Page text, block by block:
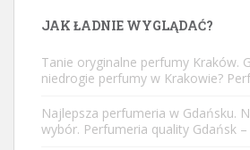
JAK ŁADNIE WYGLĄDAĆ?
Tanie oryginalne perfumy Kraków.
niedrogie perfumy w Krakowie?
Najlepsza perfumeria w Gdańsku.
wybór. Perfumeria quality Gdańsk